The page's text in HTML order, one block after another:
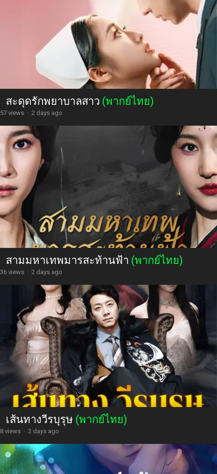
สะดุดรักพยาบาลสาว (พากย์ไทย)
57 views · 2 days ago
สามมหาเทพมารสะท้านฟ้า (พากย์ไทย)
36 views · 2 days ago
เส้นทางวีรบุรุษ (พากย์ไทย)
8 views · 2 days ago